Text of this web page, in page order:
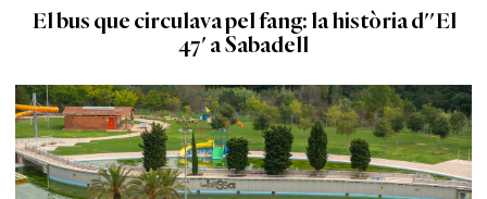
El bus que circulava pel fang: la història d''El
47' a Sabadell